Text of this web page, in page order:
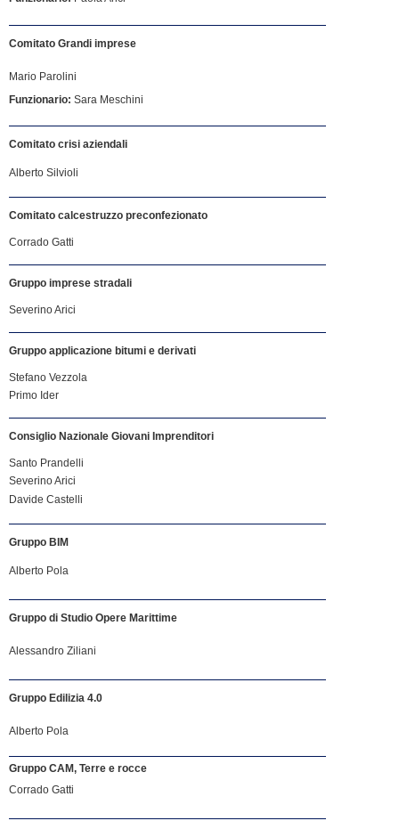
Comitato Grandi imprese
Mario Parolini
Funzionario: Sara Meschini
Comitato crisi aziendali
Alberto Silvioli
Comitato calcestruzzo preconfezionato
Corrado Gatti
Gruppo imprese stradali
Severino Arici
Gruppo applicazione bitumi e derivati
Stefano Vezzola
Primo Ider
Consiglio Nazionale Giovani Imprenditori
Santo Prandelli
Severino Arici
Davide Castelli
Gruppo BIM
Alberto Pola
Gruppo di Studio Opere Marittime
Alessandro Ziliani
Gruppo Edilizia 4.0
Alberto Pola
Gruppo CAM, Terre e rocce
Corrado Gatti